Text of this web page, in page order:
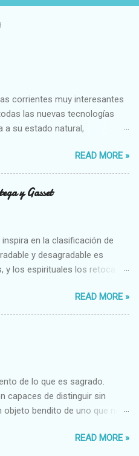
corrientes muy interesantes
las nuevas tecnologías
a su estado natural,
READ MORE »
y Gasset
en la clasificación de
y desagradable es
los espirituales los retoca.
Sano-Enfermo Selecto-
3 ESPIRITUALES a)
Exacto-Aproximado
Bueno-malo Bondadoso-
Relajado Leal-Desleal,etc.
Santo-Pr...
READ MORE »
de lo que es sagrado.
capaces de distinguir sin
bendito de uno que no
READ MORE »